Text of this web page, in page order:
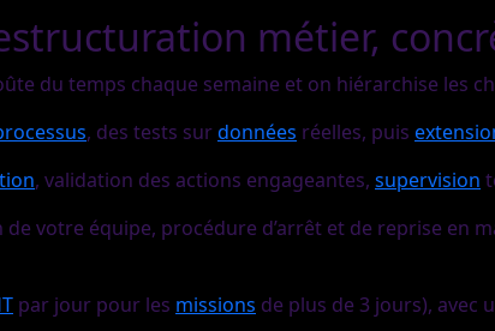
métier,
du temps chaque semaine et on hiérarchise les
, des tests surdonnées réelles, puis
, validation des actions engageantes, supervision
votre équipe, procédure d’arrêt et de reprise en
par jour pour les missions de plus de 3 jours), avec